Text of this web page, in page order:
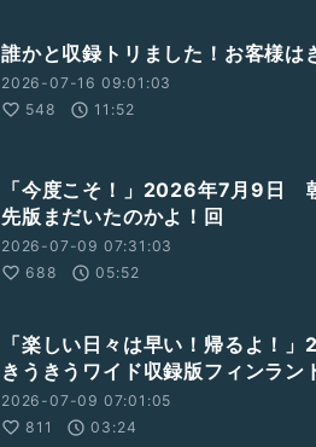
誰かと収録トリました！お客様は
2026-07-16 09:01:03
548
11:52
「今度こそ！」2026年7月9日
先版まだいたのかよ！回
2026-07-09 07:31:03
688
05:52
「楽しい日々は早い！帰るよ！
きうきうワイド収録版フィンラン
2026-07-09 07:01:05
811
03:24